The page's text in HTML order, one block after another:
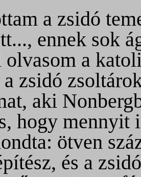
a zsidó
ennek sok
olvasom a
a zsidó
aki
hogy mennyit
ötven
és a